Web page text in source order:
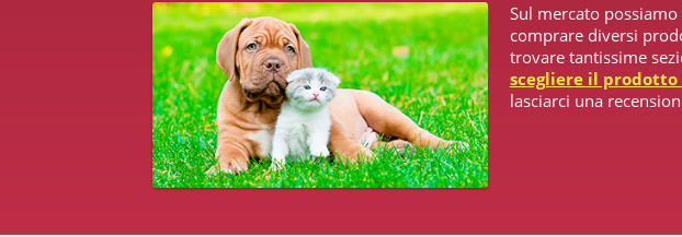
Sul mercato
comprare diversi
trovare tantissime
scegliere il prodotto
lasciarci una